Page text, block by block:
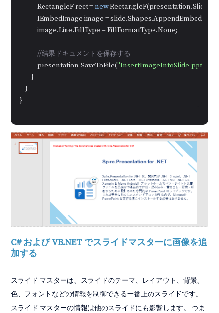
            RectangleF rect =
new
IEmbedImage image =
            image.Line.FillType = FillFormatType.None;
//結果ドキュメントを保存する
            presentation.SaveToFile(
"InsertImageIntoSlide.pptx"
        }
    }
}
C# および VB.NET でスライドマスターに画像を追
加する
スライド マスターは、スライドのテーマ、レイアウト、背景、
色、フォントなどの情報を制御できる一番上のスライドです。
スライド マスターの情報は他のスライドにも影響します。 つま